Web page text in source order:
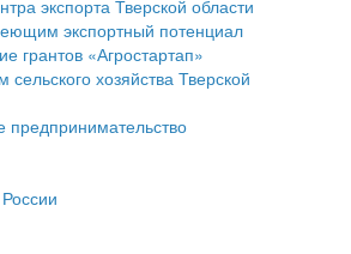
регламентов
субъектов малого и
палата
экспорта Тверской области
экспортный потенциал
грантов «Агростартап»
сельского хозяйства Тверской